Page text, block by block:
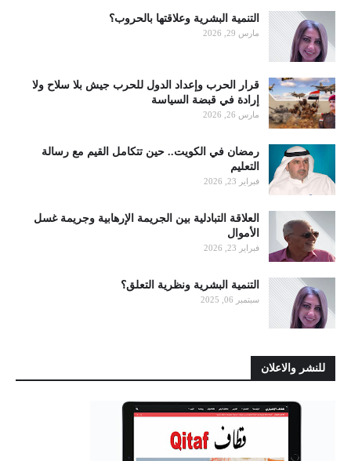
التنمية البشرية وعلاقتها بالحروب؟
مارس 29, 2026
قرار الحرب وإعداد الدول للحرب جيش بلا سلاح ولا
إرادة في قبضة السياسة
مارس 26, 2026
رمضان في الكويت.. حين تتكامل القيم مع رسالة
التعليم
فبراير 23, 2026
العلاقة التبادلية بين الجريمة الإرهابية وجريمة غسل
الأموال
فبراير 23, 2026
التنمية البشرية ونظرية التعلق؟
سبتمبر 06, 2025
للنشر والاعلان